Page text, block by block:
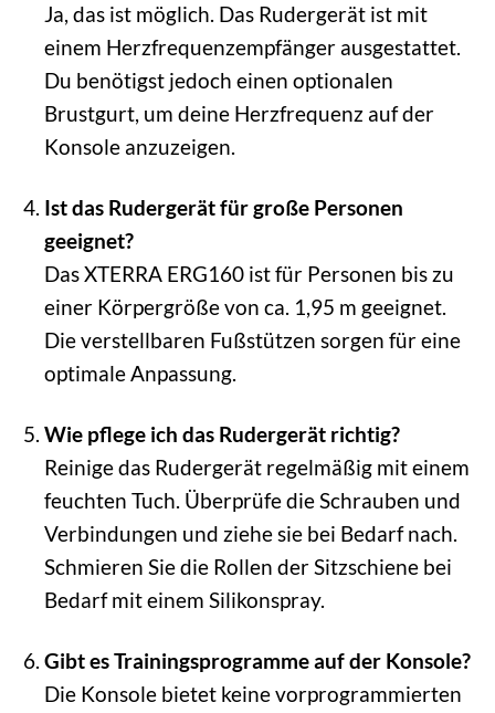
Ja, das ist möglich. Das Rudergerät ist mit
einem Herzfrequenzempfänger ausgestattet.
Du benötigst jedoch einen optionalen
Brustgurt, um deine Herzfrequenz auf der
Konsole anzuzeigen.
Ist das Rudergerät für große Personen
geeignet?
Das XTERRA ERG160 ist für Personen bis zu
einer Körpergröße von ca. 1,95 m geeignet.
Die verstellbaren Fußstützen sorgen für eine
optimale Anpassung.
Wie pflege ich das Rudergerät richtig?
Reinige das Rudergerät regelmäßig mit einem
feuchten Tuch. Überprüfe die Schrauben und
Verbindungen und ziehe sie bei Bedarf nach.
Schmieren Sie die Rollen der Sitzschiene bei
Bedarf mit einem Silikonspray.
Gibt es Trainingsprogramme auf der Konsole?
Die Konsole bietet keine vorprogrammierten